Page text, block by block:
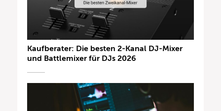
Kaufberater: Die besten 2-Kanal DJ-Mixer
und Battlemixer für DJs 2026